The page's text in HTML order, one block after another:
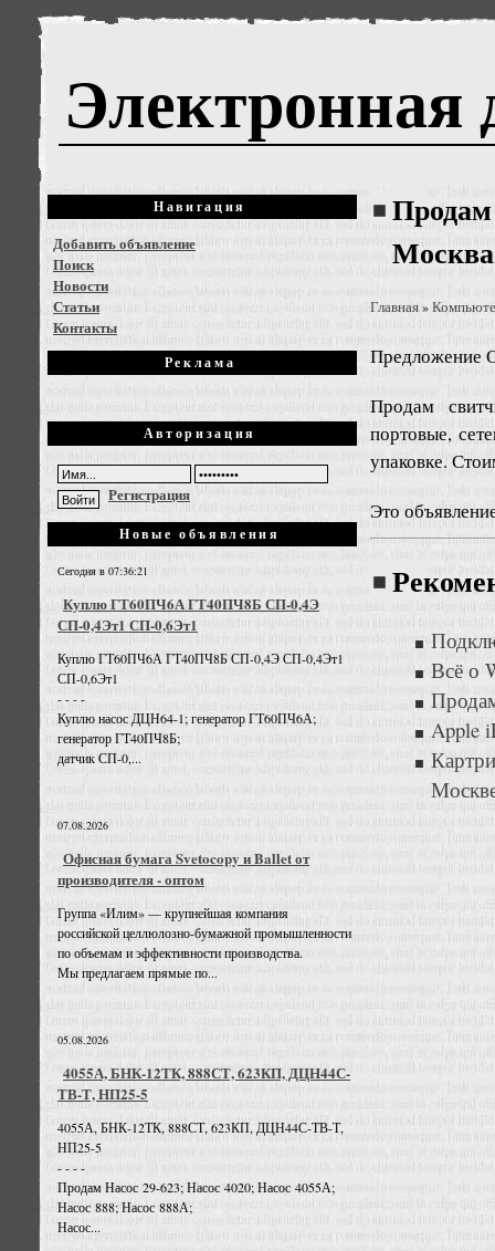
Электронная
Навигация
Добавить объявление
Поиск
Новости
Статьи
Контакты
Реклама
Авторизация
Регистрация
Новые объявления
Сегодня в 07:36:21
Куплю ГТ60ПЧ6А ГТ40ПЧ8Б СП-0,4Э
СП-0,4Эт1 СП-0,6Эт1
Куплю ГТ60ПЧ6А ГТ40ПЧ8Б СП-0,4Э СП-0,4Эт1
СП-0,6Эт1
- - - -
Куплю насос ДЦН64-1; генератор ГТ60ПЧ6А;
генератор ГТ40ПЧ8Б;
датчик СП-0,...
07.08.2026
Офисная бумага Svetocopy и Ballet от
производителя - оптом
Группа «Илим» — крупнейшая компания
российской целлюлозно-бумажной промышленности
по объемам и эффективности производства.
Мы предлагаем прямые по...
05.08.2026
4055А, БНК-12ТК, 888СТ, 623КП, ДЦН44С-
ТВ-Т, НП25-5
4055А, БНК-12ТК, 888СТ, 623КП, ДЦН44С-ТВ-Т,
НП25-5
- - - -
Продам Насос 29-623; Насос 4020; Насос 4055А;
Насос 888; Насос 888А;
Насос...
Продам
Москва
Главная»
Предложение
Продам
портовые,
упаковке.
Это
Всё о
Apple